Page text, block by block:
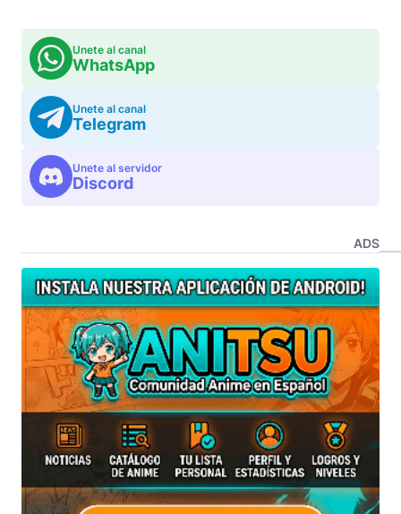
Unete al canal
WhatsApp
Unete al canal
Telegram
Unete al servidor
Discord
ADS